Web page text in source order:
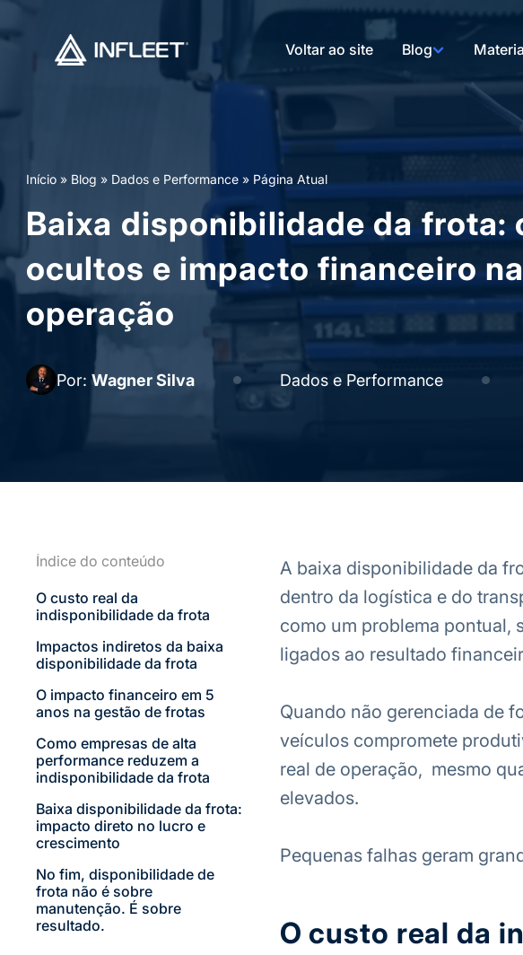
Voltar ao site Blog
Início » Blog » Dados e Performance » Página Atual
Baixa disponibilidade da frota:
ocultos e impacto financeiro
operação
Por: Wagner Silva Dados e Performance
Índice do conteúdo
O custo real da
indisponibilidade da frota
Impactos indiretos da baixa
disponibilidade da frota
O impacto financeiro em 5
anos na gestão de frotas
Como empresas de alta
performance reduzem a
indisponibilidade da frota
Baixa disponibilidade da frota:
impacto direto no lucro e
crescimento
No fim, disponibilidade de
frota não é sobre
manutenção. É sobre
resultado.
A baixa disponibilidade da
dentro da logística e do
como um problema pontual,
ligados ao resultado
Quando não gerenciada de
veículos compromete
real de operação, mesmo
elevados.
Pequenas falhas geram
O custo real da